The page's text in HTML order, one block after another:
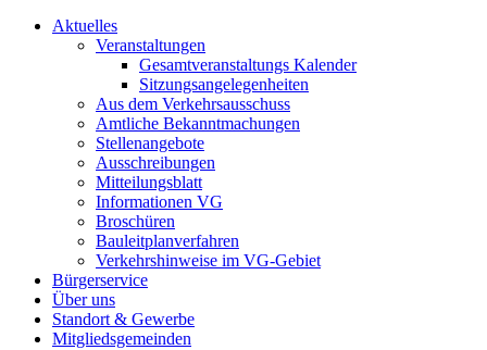
Aktuelles
Veranstaltungen
Gesamtveranstaltungs Kalender
Sitzungsangelegenheiten
Aus dem Verkehrsausschuss
Amtliche Bekanntmachungen
Stellenangebote
Ausschreibungen
Mitteilungsblatt
Informationen VG
Broschüren
Bauleitplanverfahren
Verkehrshinweise im VG-Gebiet
Bürgerservice
Über uns
Standort & Gewerbe
Mitgliedsgemeinden